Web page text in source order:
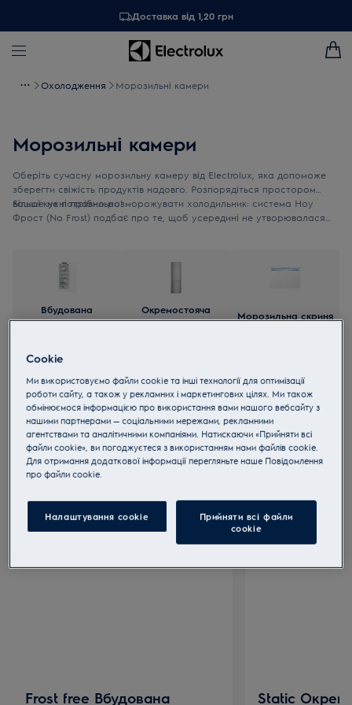
Доставка від 1,20 грн
Охолодження Морозильні камери
Морозильні камери
Оберіть сучасну морозильну камеру від Electrolux, яка допоможе
зберегти свіжість продуктів надовго. Розпорядіться простором
вашої кухні правильно!
Більше не потрібно розморожувати холодильник: система Ноу
Фрост (No Frost) подбає про те, щоб усередині не утворювалася
Вбудована
морозильна камера
Окремостояча
морозильна камера
Морозильна скриня
Поради з вибору
Рекомендовані продукти
Frost free Вбудована
Static
Cookie
Ми використовуємо файли cookie та інші технології для оптимізації
роботи сайту, а також у рекламних і маркетингових цілях. Ми також
обмінюємося інформацією про використання вами нашого вебсайту з
нашими партнерами — соціальними мережами, рекламними
агентствами та аналітичними компаніями. Натискаючи «Прийняти всі
файли cookie», ви погоджуєтеся з використанням нами файлів cookie.
Для отримання додаткової інформації перегляньте наше Пoвідомлення
прo файли cookie.
Налаштування cookie
Прийняти всі файли
сookie